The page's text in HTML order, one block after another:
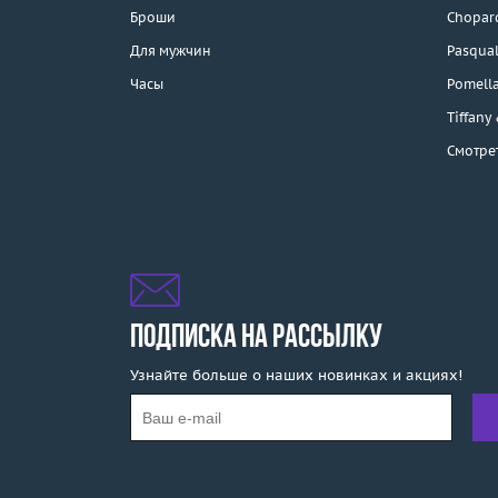
Бесплатная доставка
Покупка и оплата
Броши
Для мужчин
Часы
Tiffany
ПОДПИСКА НА РАССЫЛКУ
Узнайте больше о наших новинках и акциях!